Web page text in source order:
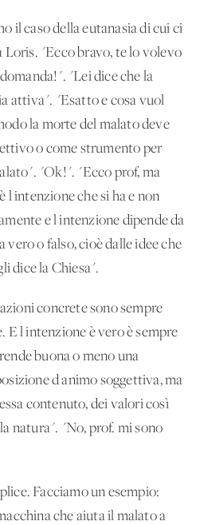
il caso della eutanasia di cui ci
Loris. "Ecco bravo, te lo volevo
"Lei dice che la
attiva". "Esatto e cosa vuol
la morte del malato deve
o come strumento per
"Ok!". "Ecco prof, ma
l'intenzione che si ha e non
e l'intenzione dipende da
vero o falso, cioè dalle idee che
dice la Chiesa".
concrete sono sempre
E l'intenzione è vero è sempre
buona o meno una
d'animo soggettiva, ma
contenuto, dei valori così
natura". "No, prof. mi sono
Facciamo un esempio:
che aiuta il malato a